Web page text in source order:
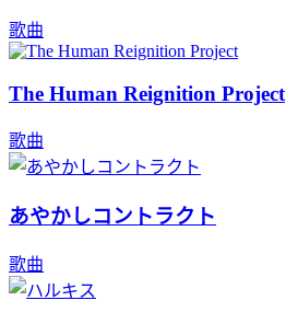
歌曲
The Human Reignition Project
歌曲
あやかしコントラクト
歌曲